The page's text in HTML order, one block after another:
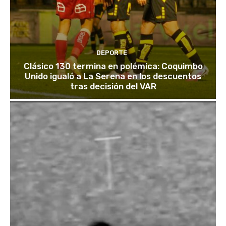
DEPORTE
Clásico 130 termina en polémica: Coquimbo
Unido igualó a La Serena en los descuentos
tras decisión del VAR